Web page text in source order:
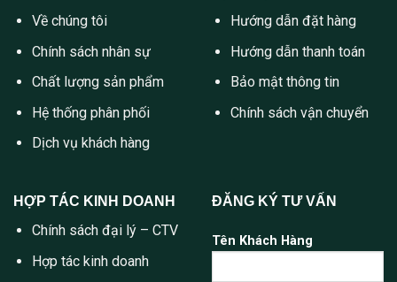
Về chúng tôi
Chính sách nhân sự
Chất lượng sản phẩm
Hệ thống phân phối
Dịch vụ khách hàng
Hướng dẫn đặt hàng
Hướng dẫn thanh toán
Bảo mật thông tin
Chính sách vận chuyển
HỢP TÁC KINH DOANH
Chính sách đại lý – CTV
Hợp tác kinh doanh
ĐĂNG KÝ TƯ VẤN
Tên Khách Hàng